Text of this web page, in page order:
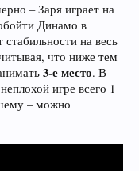
– Заря играет на
Динамо в
на весь
что ниже тем
3-е место. В
игре всего 1
– можно